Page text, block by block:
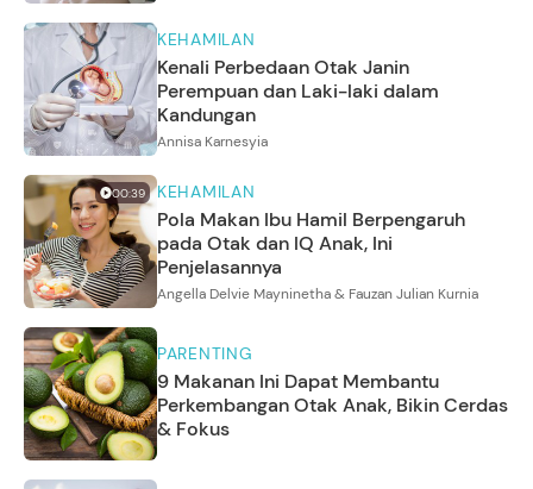
KEHAMILAN
Kenali Perbedaan Otak Janin
Perempuan dan Laki-laki dalam
Kandungan
Annisa Karnesyia
00:39 KEHAMILAN
Pola Makan Ibu Hamil Berpengaruh
pada Otak dan IQ Anak, Ini
Penjelasannya
Angella Delvie Mayninetha & Fauzan Julian Kurnia
PARENTING
9 Makanan Ini Dapat Membantu
Perkembangan Otak Anak, Bikin Cerdas
& Fokus